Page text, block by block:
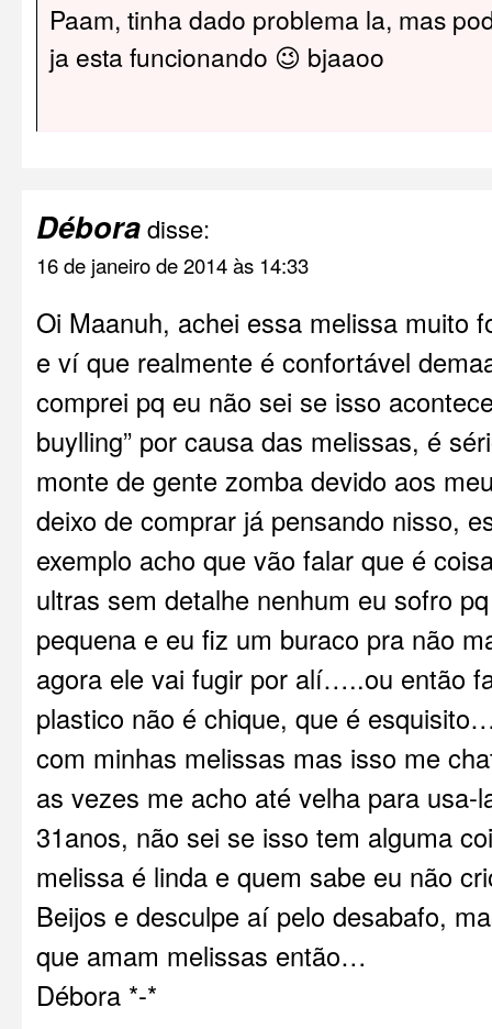
Paam, tinha dado problema la, mas
ja esta funcionando 😉 bjaaoo
Déboradisse:
16 de janeiro de 2014 às 14:33
Oi Maanuh, achei essa melissa muito
e ví que realmente é confortável
comprei pq eu não sei se isso
buylling” por causa das melissas, é
monte de gente zomba devido aos
deixo de comprar já pensando nisso,
exemplo acho que vão falar que é
ultras sem detalhe nenhum eu sofro
pequena e eu fiz um buraco pra não
agora ele vai fugir por alí…..ou então
plastico não é chique, que é
com minhas melissas mas isso me
as vezes me acho até velha para usa-
31anos, não sei se isso tem alguma
melissa é linda e quem sabe eu não
Beijos e desculpe aí pelo desabafo,
que amam melissas então…
Débora *-*